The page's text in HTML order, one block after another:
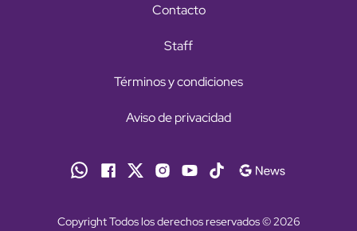
Contacto
Staff
Términos y condiciones
Aviso de privacidad
Copyright Todos los derechos reservados © 2026